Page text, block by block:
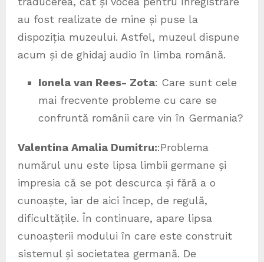
au fost realizate de mine și puse la
dispoziția muzeului. Astfel, muzeul dispune
acum și de ghidaj audio în limba română.
Ionela van Rees- Zota: Care sunt cele
mai frecvente probleme cu care se
confruntă românii care vin în Germania?
Valentina Amalia Dumitru::Problema
numărul unu este lipsa limbii germane și
impresia că se pot descurca și fără a o
cunoaște, iar de aici încep, de regulă,
dificultățile. În continuare, apare lipsa
cunoașterii modului în care este construit
sistemul și societatea germană. De